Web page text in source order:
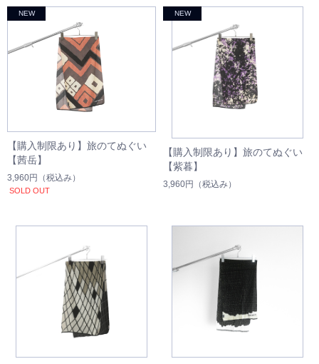
【購入制限あり】旅のてぬぐい
【茜岳】
3,960円 （税込み）
SOLD OUT
【購入制限あり】旅のてぬぐい
【紫暮】
3,960円 （税込み）